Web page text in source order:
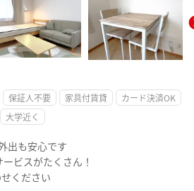
保証人不要 家具付賃貸
カード決済OK
大学近く
出も安心です
ビスがたくさん！
ください